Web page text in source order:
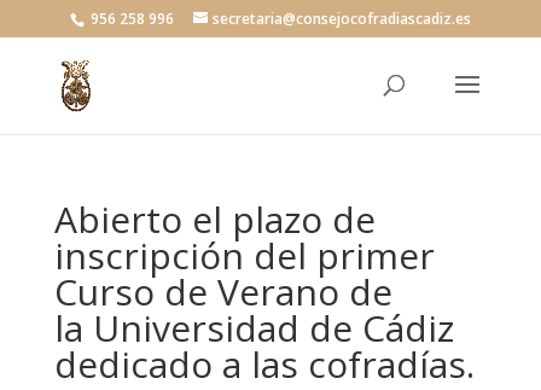
956 258 996 secretaria@consejocofradiascadiz.es
Abierto el plazo de
inscripción del primer
Curso de Verano de
la Universidad de Cádiz
dedicado a las cofradías.